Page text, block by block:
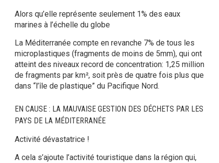
Alors qu’elle représente seulement 1% des eaux
marines à l’échelle du globe
La Méditerranée compte en revanche 7% de tous les
microplastiques (fragments de moins de 5mm), qui ont
atteint des niveaux record de concentration: 1,25 million
de fragments par km², soit près de quatre fois plus que
dans “l’île de plastique” du Pacifique Nord.
EN CAUSE : LA MAUVAISE GESTION DES DÉCHETS PAR LES
PAYS DE LA MÉDITERRANÉE
Activité dévastatrice !
A cela s’ajoute l’activité touristique dans la région qui,